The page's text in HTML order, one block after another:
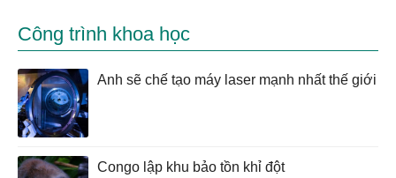
Công trình khoa học
Anh sẽ chế tạo máy laser mạnh nhất thế giới
Congo lập khu bảo tồn khỉ đột